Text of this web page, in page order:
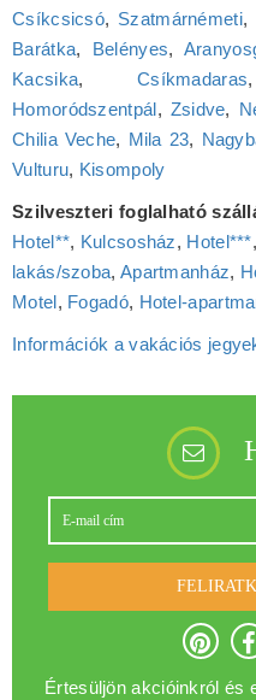
Csíkcsicsó, Szatmárnémeti,
Barátka, Belényes,
Kacsika, Csíkmadaras
Homoródszentpál, Zsidve,
Chilia Veche, Mila 23,
Vulturu, Kisompoly
Szilveszteri foglalható
Hotel**, Kulcsosház, Hotel***,
lakás/szoba, Apartmanház,
Motel, Fogadó,
Információk a vakációs
Értesüljön akcióinkról és